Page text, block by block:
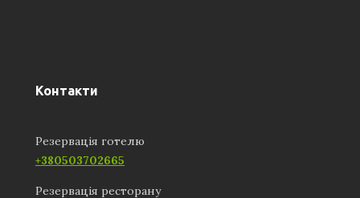
Контакти
Резервація готелю
+380503702665
Резервація ресторану